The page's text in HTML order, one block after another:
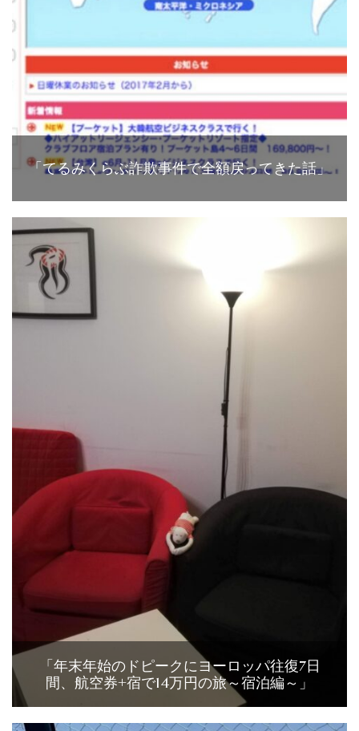
「てるみくらぶ詐欺事件で全額戻ってきた話」
「年末年始のドピークにヨーロッパ往復7日
間、航空券+宿で14万円の旅～宿泊編～」